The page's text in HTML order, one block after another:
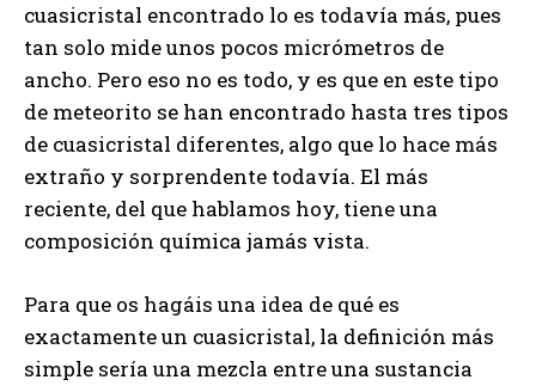
cuasicristal encontrado lo es todavía más, pues
tan solo mide unos pocos micrómetros de
ancho. Pero eso no es todo, y es que en este tipo
de meteorito se han encontrado hasta tres tipos
de cuasicristal diferentes, algo que lo hace más
extraño y sorprendente todavía. El más
reciente, del que hablamos hoy, tiene una
composición química jamás vista.
Para que os hagáis una idea de qué es
exactamente un cuasicristal, la definición más
simple sería una mezcla entre una sustancia